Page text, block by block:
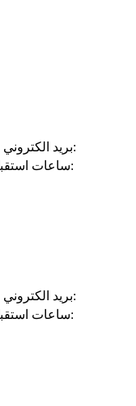
بريد الكتروني:
ساعات استقبال:
بريد الكتروني:
ساعات استقبال: